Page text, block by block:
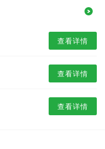
查看详情
查看详情
查看详情